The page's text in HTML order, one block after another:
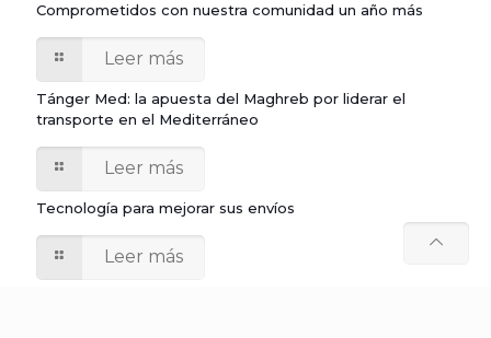
Comprometidos con nuestra comunidad un año más
Leer más
Tánger Med: la apuesta del Maghreb por liderar el
transporte en el Mediterráneo
Leer más
Tecnología para mejorar sus envíos
Leer más